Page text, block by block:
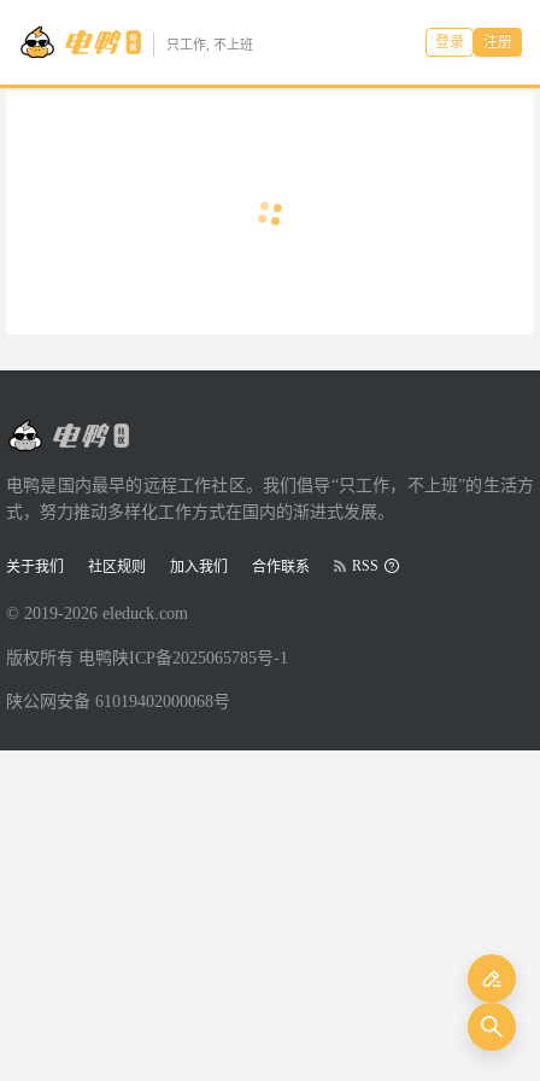
只工作, 不上班 登录 注册
电鸭是国内最早的远程工作社区。我们倡导“只工作，不上班”的生活方
式，努力推动多样化工作方式在国内的渐进式发展。
关于我们 社区规则 加入我们 合作联系 RSS
© 2019-2026 eleduck.com
版权所有 电鸭 陕ICP备2025065785号-1
陕公网安备 61019402000068号